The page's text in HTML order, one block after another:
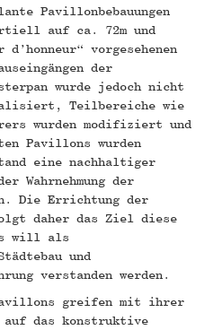
Pavillonbebauungen
auf ca. 72m und
vorgesehenen
der
wurde jedoch nicht
Teilbereiche wie
wurden modifiziert und
Pavillons wurden
eine nachhaltiger
Wahrnehmung der
Die Errichtung der
daher das Ziel diese
will als
und
verstanden werden.
Pavillons greifen mit ihrer
auf das konstruktive